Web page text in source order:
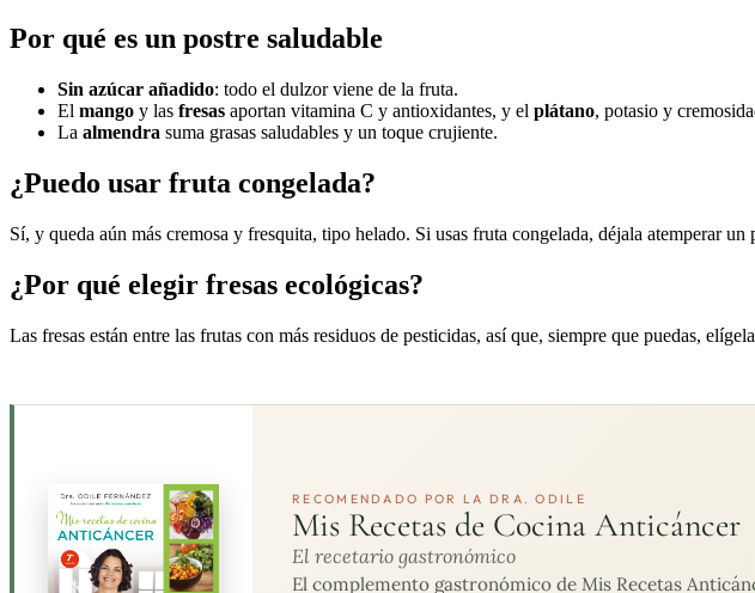
Por qué es un postre saludable
Sin azúcar añadido: todo el dulzor viene de la fruta.
El mango y las fresas aportan vitamina C y antioxidantes, y el plátano, potasio y
La almendra suma grasas saludables y un toque crujiente.
¿Puedo usar fruta congelada?
Sí, y queda aún más cremosa y fresquita, tipo helado. Si usas fruta congelada, déjala atemperar
¿Por qué elegir fresas ecológicas?
Las fresas están entre las frutas con más residuos de pesticidas, así que, siempre que puedas,
RECOMENDADO POR LA DRA. ODILE
Mis Recetas de Cocina Anticáncer
El recetario gastronómico
El complemento gastronómico de Mis Recetas